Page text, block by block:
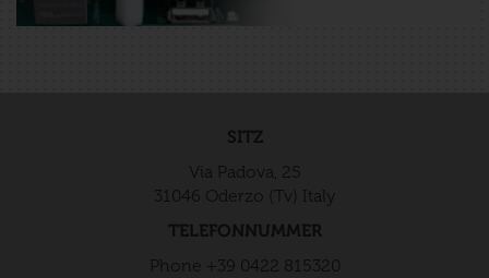
SITZ
Via Padova, 25
31046 Oderzo (Tv) Italy
TELEFONNUMMER
Phone +39 0422 815320